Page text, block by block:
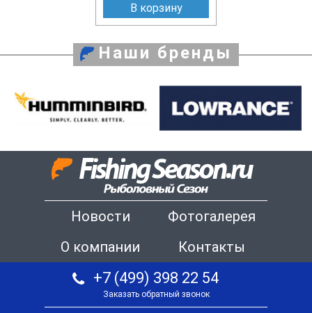
В корзину
Наши бренды
Новости
Фотогалерея
О компании
Контакты
+7 (499) 398 22 54
Заказать обратный звонок